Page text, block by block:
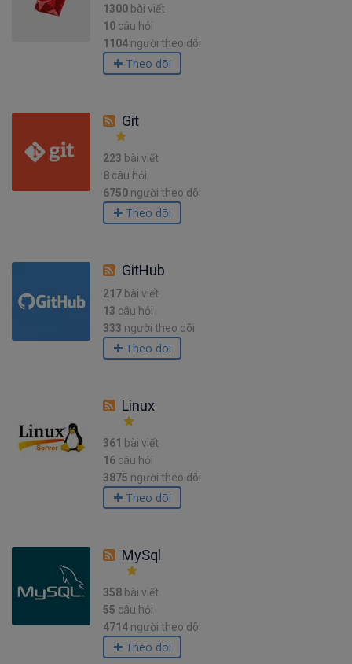
1300 bài viết
10 câu hỏi
1104 người theo dõi
Theo dõi
Git
223 bài viết
8 câu hỏi
6750 người theo dõi
Theo dõi
GitHub
217 bài viết
13 câu hỏi
333 người theo dõi
Theo dõi
Linux
361 bài viết
16 câu hỏi
3875 người theo dõi
Theo dõi
MySql
358 bài viết
55 câu hỏi
4714 người theo dõi
Theo dõi